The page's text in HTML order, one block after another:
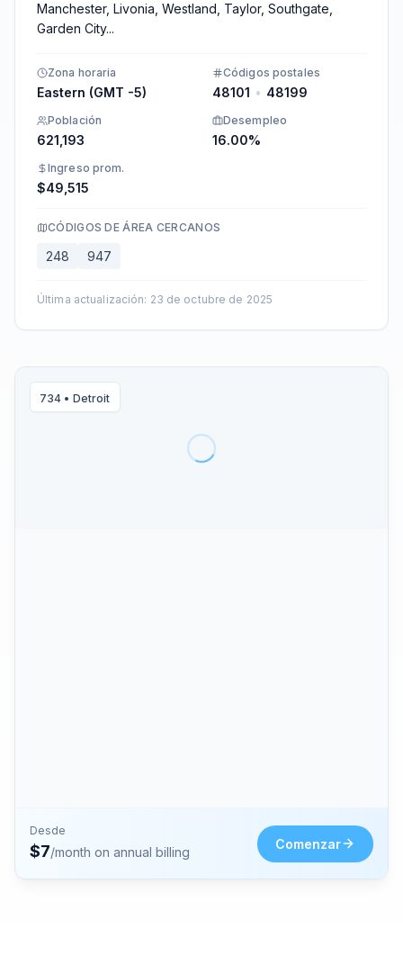
Manchester, Livonia, Westland, Taylor, Southgate,
Garden City...
Zona horaria
Eastern (GMT -5)
Códigos postales
48101 • 48199
Población
621,193
Desempleo
16.00%
Ingreso prom.
$49,515​
CÓDIGOS DE ÁREA CERCANOS
248 947
Última actualización: 23 de octubre de 2025
734 • Detroit
Desde
$7/month on annual billing
Comenzar